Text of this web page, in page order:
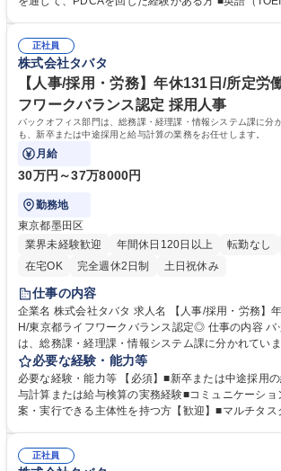
S運用経験 【魅力】当社のマーケティング職は、役員
の中核に関わるポジションです。大きな裁量のもと
ピーディに形にしながら、ブランドそのものを一緒
きます。 学歴・資格 学歴：大学院 大学 高専 短大 専修学校 高校 語学力：
英語 資格：
正社員
株式会社タバタ
【人事/採用・労務】年休131日/所定労
フワークバランス認定 採用人事
バックオフィス部門は、総務課・経理課・情報システム課に分
も、新卒または中途採用と給与計算の業務をお任せします。
月給
30万円～37万8000円
勤務地
東京都墨田区
業界未経験歓迎
年間休日120日以上 転勤なし
在宅OK
完全週休2日制 土日祝休み
仕事の内容
企業名 株式会社タバタ 求人名 【人事/採用・労務】年休131日/所定労働7
H/東京都ライフワークバランス認定◎ 仕事の内容 バックオフィス部門
は、総務課・経理課・情報システム課に分かれてい
卒または中途採用と給与計算の業務をお任せします。 ■採用：母集団形
成、インターンシップの企画運営、会社説明会の企
面接調整、一次・二次面接の面接、内定承諾の連絡
一気通貫 ■給与：実務担当者の作業の確認作業。労働
労働7H/東京都ライフワークバランス認定◎
必要な経験・能力等
必要な経験・能力等 【必須】■新卒または中途採用
与計算または給与検算の実務経験■コミュニケーショ
案・実行できる主体性を持つ方【歓迎】■マルチタス
用して終わり」ではなく、入社後の育成や労務まで
正社員